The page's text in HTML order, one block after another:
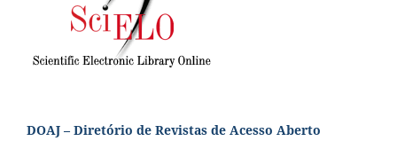
DOAJ – Diretório de Revistas de Acesso Aberto